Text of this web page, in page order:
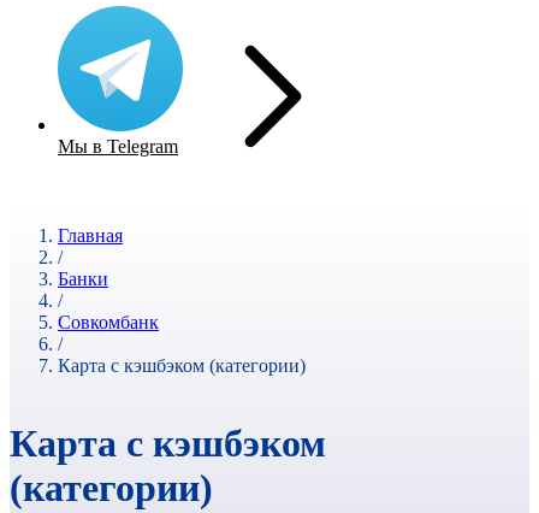
Мы в Telegram
Главная
/
Банки
/
Совкомбанк
/
Карта с кэшбэком (категории)
Карта с кэшбэком
(категории)